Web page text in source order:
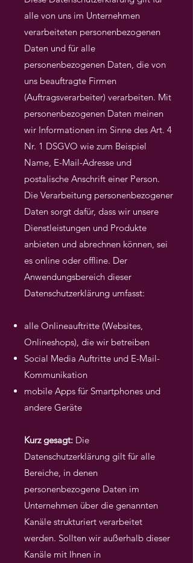
alle von uns im Unternehmen
verarbeiteten personenbezogenen
Daten und für alle
personenbezogenen Daten, die von
uns beauftragte Firmen
(Auftragsverarbeiter) verarbeiten. Mit
personenbezogenen Daten meinen
wir Informationen im Sinne des Art. 4
Nr. 1 DSGVO wie zum Beispiel
Name, E-Mail-Adresse und
postalische Anschrift einer Person.
Die Verarbeitung personenbezogener
Daten sorgt dafür, dass wir unsere
Dienstleistungen und Produkte
anbieten und abrechnen können, sei
es online oder offline. Der
Anwendungsbereich dieser
Datenschutzerklärung umfasst:
alle Onlineauftritte (Websites,
Onlineshops), die wir betreiben
Social Media Auftritte und E-Mail-
Kommunikation
mobile Apps für Smartphones und
andere Geräte
Kurz gesagt: Die
Datenschutzerklärung gilt für alle
Bereiche, in denen
personenbezogene Daten im
Unternehmen über die genannten
Kanäle strukturiert verarbeitet
werden. Sollten wir außerhalb dieser
Kanäle mit Ihnen in